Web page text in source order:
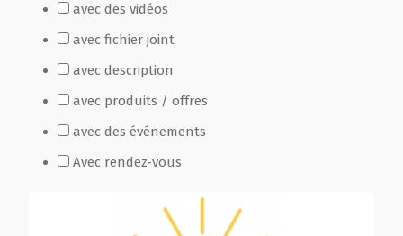
avec des vidéos
avec fichier joint
avec description
avec produits / offres
avec des événements
Avec rendez-vous